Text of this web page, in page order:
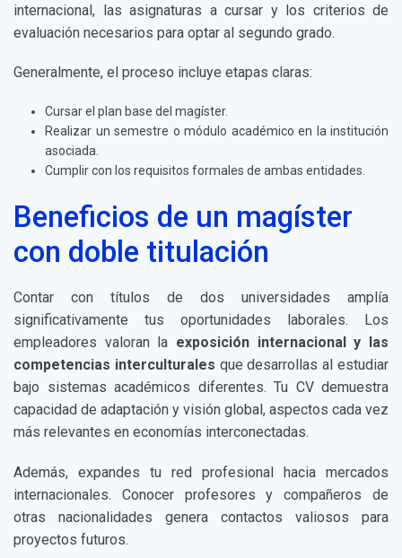
internacional, las asignaturas a cursar y los criterios de
evaluación necesarios para optar al segundo grado.
Generalmente, el proceso incluye etapas claras:
Cursar el plan base del magíster.
Realizar un semestre o módulo académico en la institución
asociada.
Cumplir con los requisitos formales de ambas entidades.
Beneficios de un magíster
con doble titulación
Contar con títulos de dos universidades amplía
significativamente tus oportunidades laborales. Los
empleadores valoran la exposición internacional y las
competencias interculturales que desarrollas al estudiar
bajo sistemas académicos diferentes. Tu CV demuestra
capacidad de adaptación y visión global, aspectos cada vez
más relevantes en economías interconectadas.
Además, expandes tu red profesional hacia mercados
internacionales. Conocer profesores y compañeros de
otras nacionalidades genera contactos valiosos para
proyectos futuros.